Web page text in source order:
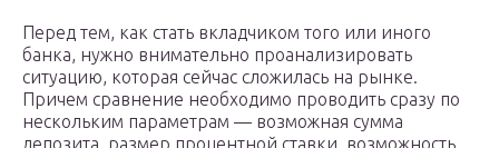
Перед тем, как стать вкладчиком того или иного
банка, нужно внимательно проанализировать
ситуацию, которая сейчас сложилась на рынке.
Причем сравнение необходимо проводить сразу по
нескольким параметрам — возможная сумма
депозита, размер процентной ставки, возможность